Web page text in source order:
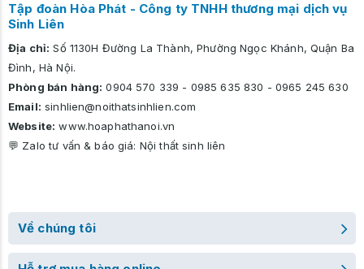
Tập đoàn Hòa Phát - Công ty TNHH thương mại dịch vụ
Sinh Liên
Địa chỉ: Số 1130H Đường La Thành, Phường Ngọc Khánh, Quận Ba
Đình, Hà Nội.
Phòng bán hàng: 0904 570 339 - 0985 635 830 - 0965 245 630
Email: sinhlien@noithatsinhlien.com
Website: www.hoaphathanoi.vn
💬 Zalo tư vấn & báo giá: Nội thất sinh liên
Về chúng tôi